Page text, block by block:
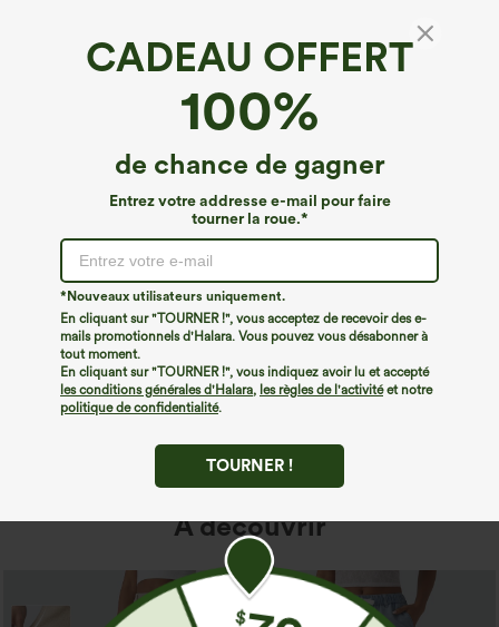
CADEAU OFFERT
100%
de chance de gagner
Entrez votre addresse e-mail pour faire
tourner la roue.*
*Nouveaux utilisateurs uniquement.
En cliquant sur "TOURNER !", vous acceptez de recevoir des e-
mails promotionnels d'Halara. Vous pouvez vous désabonner à
tout moment.
En cliquant sur "TOURNER !", vous indiquez avoir lu et accepté
les conditions générales d'Halara, les règles de l'activitéet notre
politique de confidentialité.
TOURNER !
Nous ne semblons pas pouvoir trouver la page que
vous recherchez.
Acheter plus
À découvrir